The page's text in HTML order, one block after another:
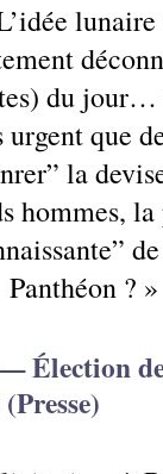
du jour…
urgent que
la
hommes,
Panthéon ? »
Élection